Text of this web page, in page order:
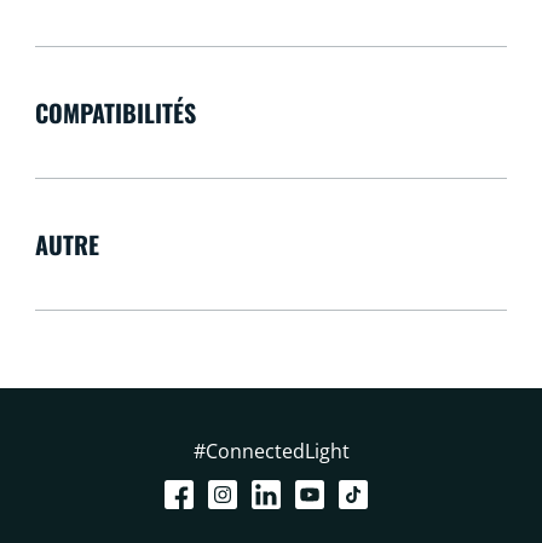
COMPATIBILITÉS
AUTRE
#ConnectedLight